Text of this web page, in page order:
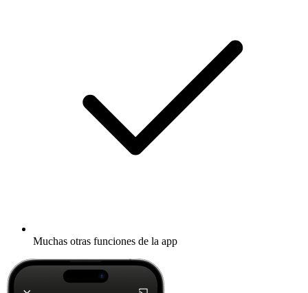
Muchas otras funciones de la app